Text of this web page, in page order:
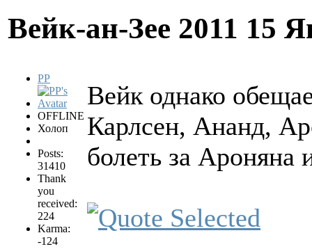
Вейк-ан-Зее 2011 15
PP
OFFLINE
Холоп
Posts:
31410
Thank
you
received:
224
Karma:
-124
Вейк однако
Карлсен, Ананд,
болеть за Ароняна